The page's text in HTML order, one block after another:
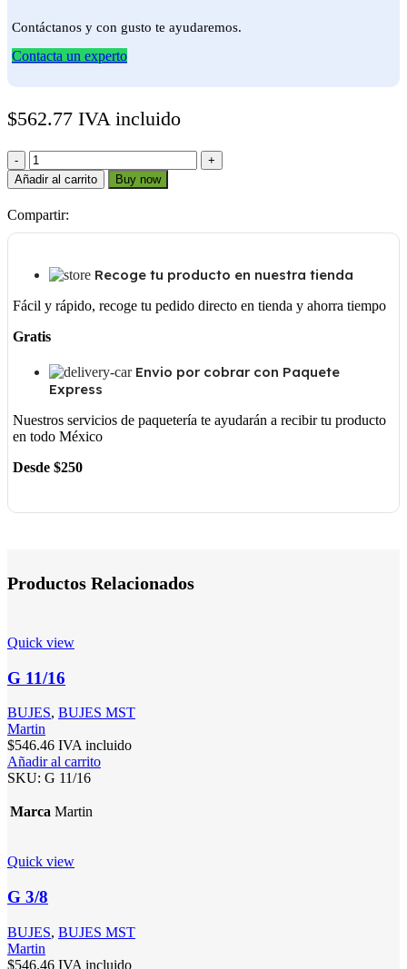
Contáctanos y con gusto te ayudaremos.
Contacta un experto
$562.77 IVA incluido
H
7/16
cantidad
Añadir al carrito Buy now
Compartir:
Recoge tu producto en nuestra tienda
Fácil y rápido, recoge tu pedido directo en tienda y ahorra tiempo
Gratis
Envio por cobrar con Paquete
Express
Nuestros servicios de paquetería te ayudarán a recibir tu producto
en todo México
Desde $250
Productos Relacionados
Quick view
G 11/16
BUJES, BUJES MST
Martin
$546.46 IVA incluido
Añadir al carrito
SKU: G 11/16
Marca Martin
Quick view
G 3/8
BUJES, BUJES MST
Martin
$546.46 IVA incluido